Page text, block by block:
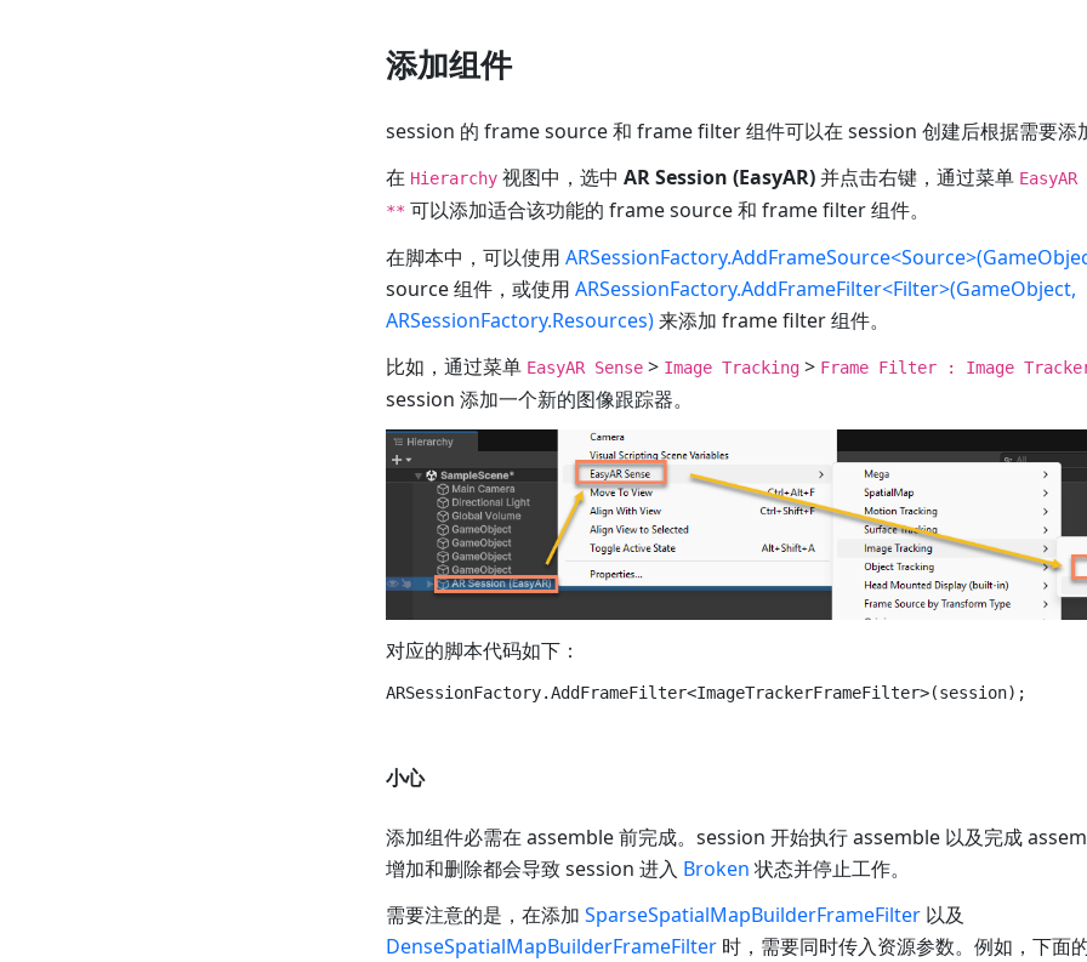
添加组件
session 的 frame source 和 frame filter 组件可以在 session 创建后根据需要添
在 Hierarchy视图中，选中 AR Session (EasyAR)并点击右键，通过菜单 EasyAR
** 可以添加适合该功能的 frame source 和 frame filter 组件。
在脚本中，可以使用
source 组件，或使用 ARSessionFactory.AddFrameFilter<Filter>(GameObject,
ARSessionFactory.Resources)来添加 frame filter 组件。
比如，通过菜单 EasyAR Sense> Image Tracking> Frame Filter : Image
session 添加一个新的图像跟踪器。
对应的脚本代码如下：
小心
添加组件必需在 assemble 前完成。session 开始执行 assemble 以及完成
增加和删除都会导致 session 进入 Broken 状态并停止工作。
需要注意的是，在添加 SparseSpatialMapBuilderFrameFilter以及
DenseSpatialMapBuilderFrameFilter时，需要同时传入资源参数。例如，下面